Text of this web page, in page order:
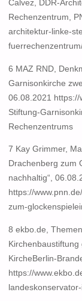
Calvez, DDR-
Rechenzentrum,
architektur-linke-
6 MAZ RND,
Garnisonkirche
06.08.2021 https://
Stiftung-
Rechenzentrums
7 Kay Grimmer,
Drachenberg zum
nachhaltig“,
https://
zum-
8 ekbo.de,
KircheBerlin-
https://